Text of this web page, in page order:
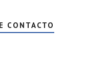
CONTACTO